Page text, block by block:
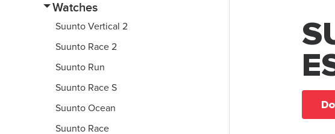
Watches
Suunto Vertical 2
Suunto Race 2
Suunto Run
Suunto Race S
Suunto Ocean
Suunto Race